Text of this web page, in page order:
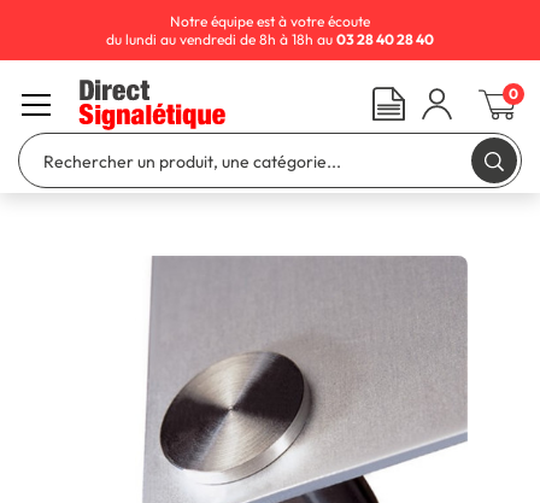
Notre équipe est à votre écoute
du lundi au vendredi de 8h à 18h au 03 28 40 28 40
0